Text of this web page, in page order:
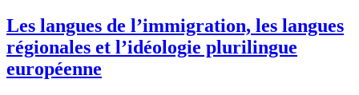
Les langues de l’immigration, les langues
régionales et l’idéologie plurilingue
européenne